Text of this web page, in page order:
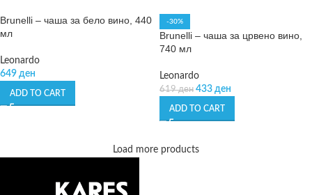
Brunelli – чаша за бело вино, 440
мл
Leonardo
649 ден
ADD TO CART
-30%
Brunelli – чаша за црвено вино,
740 мл
Leonardo
619ден 433 ден
ADD TO CART
Load more products